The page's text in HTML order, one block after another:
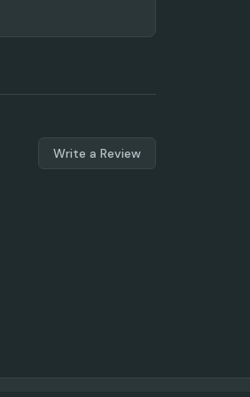
Write a Review